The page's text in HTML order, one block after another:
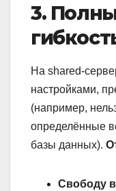
3.
На shared-
настройками,
(например,
определённые
базы данных).
Свободу